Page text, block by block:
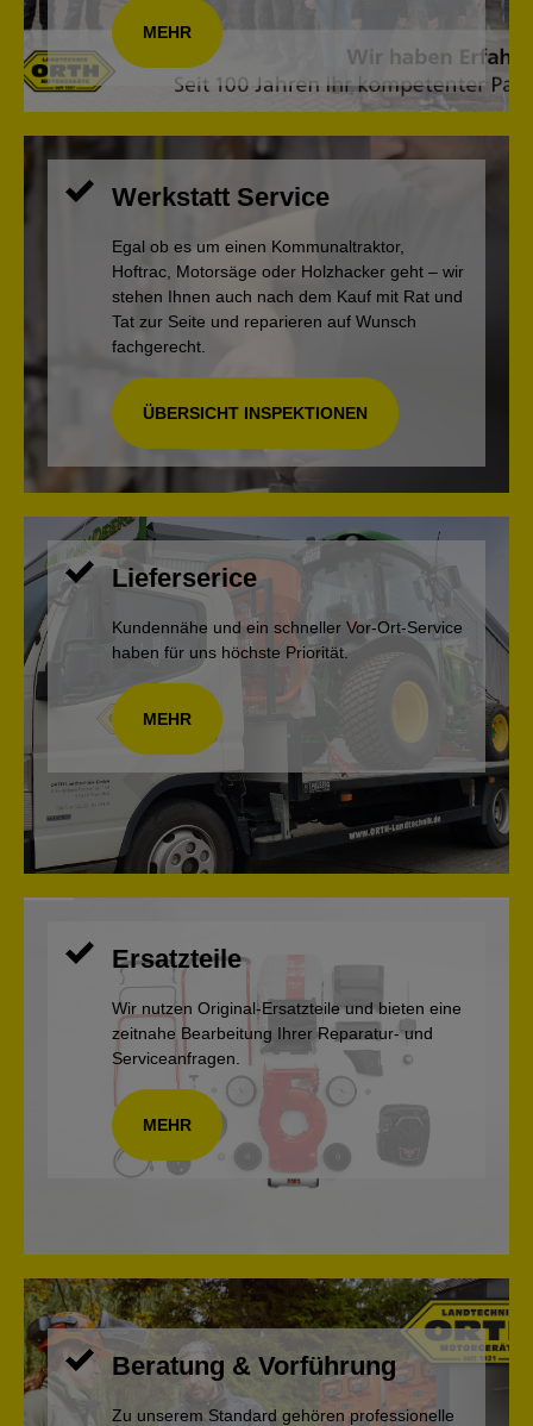
MEHR
Werkstatt Service
Egal ob es um einen Kommunaltraktor,
Hoftrac, Motorsäge oder Holzhacker geht – wir
stehen Ihnen auch nach dem Kauf mit Rat und
Tat zur Seite und reparieren auf Wunsch
fachgerecht.
ÜBERSICHT INSPEKTIONEN
Lieferserice
Kundennähe und ein schneller Vor-Ort-Service
haben für uns höchste Priorität.
MEHR
Ersatzteile
Wir nutzen Original-Ersatzteile und bieten eine
zeitnahe Bearbeitung Ihrer Reparatur- und
Serviceanfragen.
MEHR
Beratung & Vorführung
Zu unserem Standard gehören professionelle